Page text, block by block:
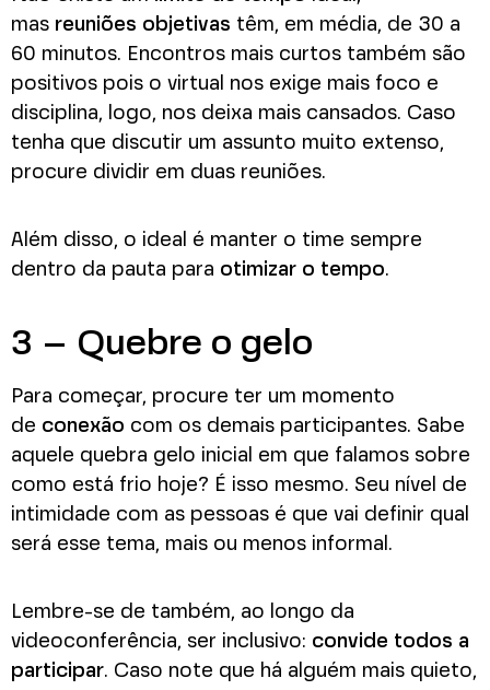
mas reuniões objetivas têm, em média, de 30 a
60 minutos. Encontros mais curtos também são
positivos pois o virtual nos exige mais foco e
disciplina, logo, nos deixa mais cansados. Caso
tenha que discutir um assunto muito extenso,
procure dividir em duas reuniões.
Além disso, o ideal é manter o time sempre
dentro da pauta para otimizar o tempo.
3 – Quebre o gelo
Para começar, procure ter um momento
de conexão com os demais participantes. Sabe
aquele quebra gelo inicial em que falamos sobre
como está frio hoje? É isso mesmo. Seu nível de
intimidade com as pessoas é que vai definir qual
será esse tema, mais ou menos informal.
Lembre-se de também, ao longo da
videoconferência, ser inclusivo: convide todos a
participar. Caso note que há alguém mais quieto,